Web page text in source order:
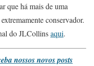
que há mais de uma
conservador.
do JLCollinsaqui.
nossos novos posts